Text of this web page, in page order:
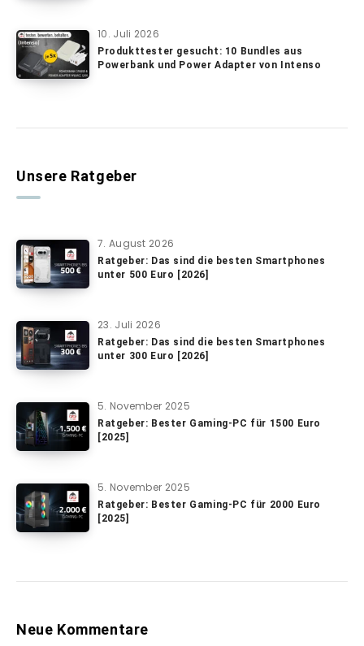
10. Juli 2026
Produkttester gesucht: 10 Bundles aus
Powerbank und Power Adapter von Intenso
Unsere Ratgeber
7. August 2026
Ratgeber: Das sind die besten Smartphones
unter 500 Euro [2026]
23. Juli 2026
Ratgeber: Das sind die besten Smartphones
unter 300 Euro [2026]
5. November 2025
Ratgeber: Bester Gaming-PC für 1500 Euro
[2025]
5. November 2025
Ratgeber: Bester Gaming-PC für 2000 Euro
[2025]
Neue Kommentare